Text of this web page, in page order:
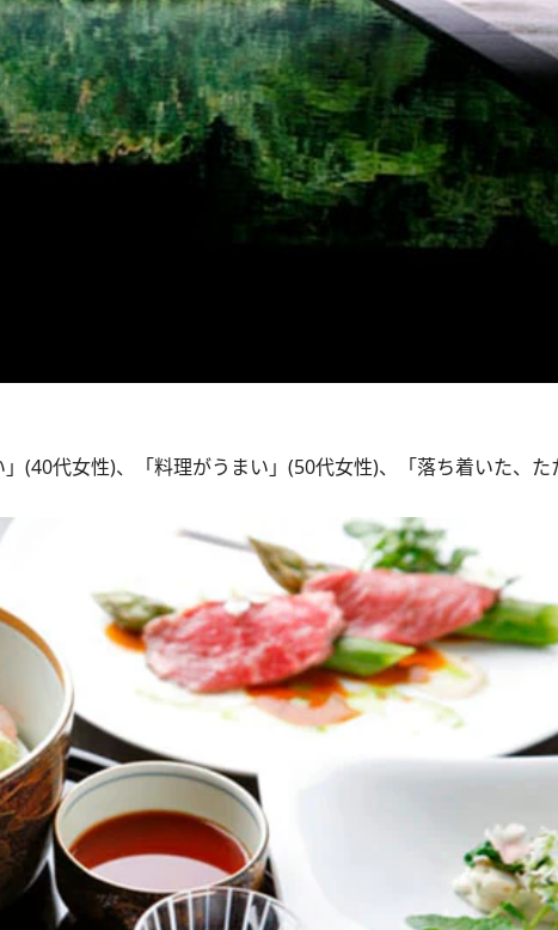
(40代女性)、「料理がうまい」(50代女性)、「落ち着いた、た